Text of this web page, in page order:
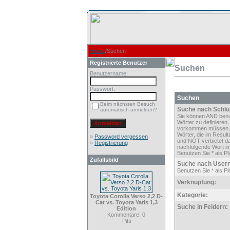
Home/Suchen
Registrierte Benutzer
Benutzername:
Passwort:
Beim nächsten Besuch
automatisch anmelden?
» Password vergessen
» Registrierung
Zufallsbild
Toyota Corolla Verso 2,2 D-
Cat vs. Toyota Yaris 1,3
Edition
Kommentare: 0
Pitti
Suchen
Suchen
Suche nach
Sie können AND
Wörter zu definieren,
vorkommen
Wörter, die im
und NOT verbietet
nachfolgende Wort
Benutzen Sie * als
Suche nach
Benutzen Sie * als
Verknüpfung:
Kategorie:
Suche in Feldern: